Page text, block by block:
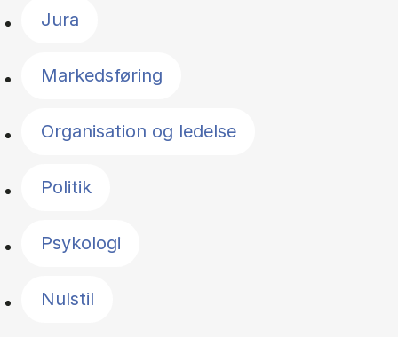
Jura
Markedsføring
Organisation og ledelse
Politik
Psykologi
Nulstil